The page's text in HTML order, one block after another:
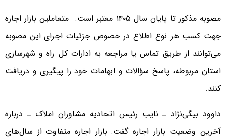
مصوبه مذکور تا پایان سال ۱۴۰۵ معتبر است. متعاملین بازار اجاره
جهت کسب هر نوع اطلاع در خصوص جزئیات اجرای این مصوبه
می‌توانند از طریق تماس یا مراجعه به ادارات کل راه و شهرسازی
استان مربوطه، پاسخ سؤالات و ابهامات خود را پیگیری و دریافت
کنند.
داوود بیگی‌نژاد ـ نایب رئیس اتحادیه مشاوران املاک ـ درباره
آخرین وضعیت بازار اجاره گفت: بازار اجاره متفاوت از سال‌های